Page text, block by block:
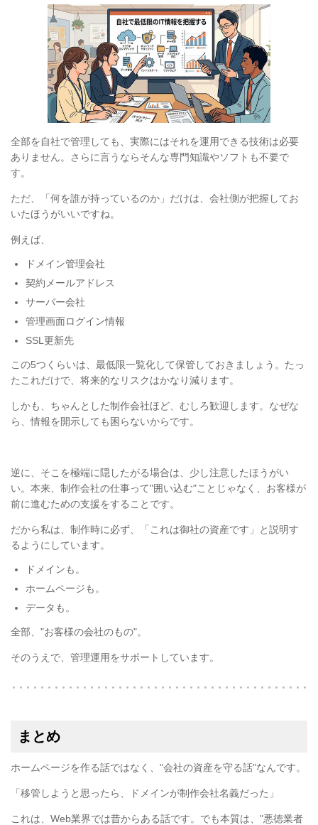
全部を自社で管理しても、実際にはそれを運用できる技術は必要
ありません。さらに言うならそんな専門知識やソフトも不要で
す。
ただ、「何を誰が持っているのか」だけは、会社側が把握してお
いたほうがいいですね。
例えば、
ドメイン管理会社
契約メールアドレス
サーバー会社
管理画面ログイン情報
SSL更新先
この5つくらいは、最低限一覧化して保管しておきましょう。たっ
たこれだけで、将来的なリスクはかなり減ります。
しかも、ちゃんとした制作会社ほど、むしろ歓迎します。なぜな
ら、情報を開示しても困らないからです。
逆に、そこを極端に隠したがる場合は、少し注意したほうがい
い。本来、制作会社の仕事って"囲い込む"ことじゃなく、お客様が
前に進むための支援をすることです。
だから私は、制作時に必ず、「これは御社の資産です」と説明す
るようにしています。
ドメインも。
ホームページも。
データも。
全部、"お客様の会社のもの"。
そのうえで、管理運用をサポートしています。
まとめ
ホームページを作る話ではなく、"会社の資産を守る話"なんです。
「移管しようと思ったら、ドメインが制作会社名義だった」
これは、Web業界では昔からある話です。でも本質は、"悪徳業者